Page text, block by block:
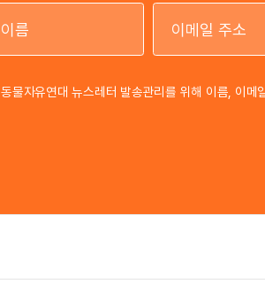
동물자유연대 뉴스레터 발송관리를 위해 이름, 이